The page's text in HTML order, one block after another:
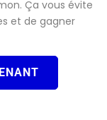
Ça vous évite
et de gagner